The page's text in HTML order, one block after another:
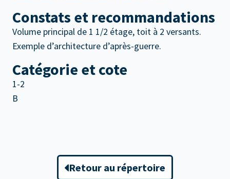
Constats et recommandations
Volume principal de 1 1/2 étage, toit à 2 versants.
Exemple d’architecture d’après-guerre.
Catégorie et cote
1-2
B
Retour au répertoire